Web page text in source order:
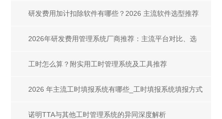
选？
研发费用加计扣除软件有哪些？2026 主流软件选型推荐
2026年研发费用管理系统厂商推荐：主流平台对比、选
型指南与合规案例
工时怎么算？附实用工时管理系统及工具推荐
2026 年主流工时填报系统有哪些_工时填报系统填报方式
全解析
诺明TTA与其他工时管理系统的异同深度解析